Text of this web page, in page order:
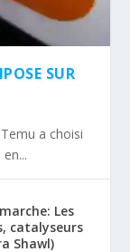
SUR
a choisi
Les
catalyseurs
Shawl)